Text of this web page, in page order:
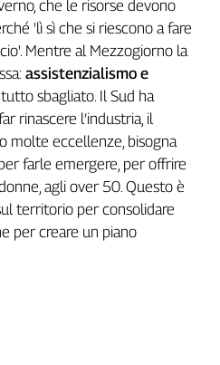
che le risorse devono
'lì sì che si riescono a fare
Mentre al Mezzogiorno la
assistenzialismo e
tutto sbagliato. Il Sud ha
rinascere l’industria, il
molte eccellenze, bisogna
farle emergere, per offrire
agli over 50. Questo è
territorio per consolidare
per creare un piano